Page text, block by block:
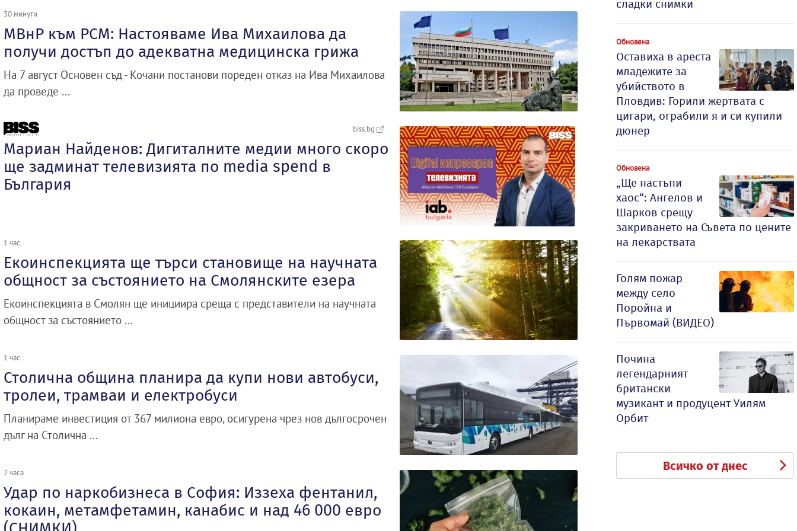
30 минути
МВнР към РСМ: Настояваме Ива Михаилова да
получи достъп до адекватна медицинска грижа
На 7 август Основен съд - Кочани постанови пореден отказ на Ива Михаилова
да проведе ...
biss.bg
Мариан Найденов: Дигиталните медии много скоро
ще задминат телевизията по media spend в
България
1 час
Екоинспекцията ще търси становище на научната
общност за състоянието на Смолянските езера
Екоинспекцията в Смолян ще инициира среща с представители на научната
общност за състоянието ...
1 час
Столична община планира да купи нови автобуси,
тролеи, трамваи и електробуси
Планираме инвестиция от 367 милиона евро, осигурена чрез нов дългосрочен
дълг на Столична ...
2 часа
Удар по наркобизнеса в София: Иззеха фентанил,
кокаин, метамфетамин, канабис и над 46 000 евро
сладки снимки
Обновена
Оставиха в ареста
младежите за
убийството в
Пловдив: Горили жертвата с
цигари, ограбили я и си купили
дюнер
Обновена
„Ще настъпи
хаос“: Ангелов и
Шарков срещу
закриването на Съвета по цените
на лекарствата
Голям пожар
между село
Поройна и
Първомай (ВИДЕО)
Почина
легендарният
британски
музикант и продуцент Уилям
Орбит
Всичко от днес